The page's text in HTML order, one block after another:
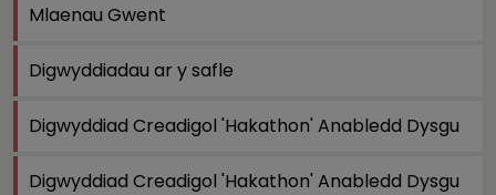
Mlaenau Gwent
Digwyddiadau ar y safle
Digwyddiad Creadigol 'Hakathon' Anabledd Dysgu
Digwyddiad Creadigol 'Hakathon' Anabledd Dysgu